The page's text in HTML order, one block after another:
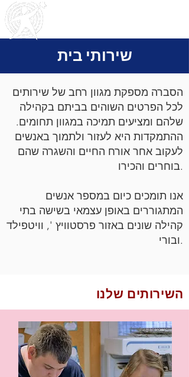
שירותי בית
הסברה מספקת מגוון רחב של שירותים
לכל הפרטים השוהים בביתם בקהילה
שלהם ומציעים תמיכה במגוון תחומים.
ההתמקדות היא לעזור ולתמוך באנשים
לעקוב אחר אורח החיים והשגרה שהם
בוחרים והכירו.
אנו תומכים כיום במספר אנשים
המתגוררים באופן עצמאי בשישה בתי
קהילה שונים באזור פרסטוויץ ', וויטפילד
ובורי.
השירותים שלנו